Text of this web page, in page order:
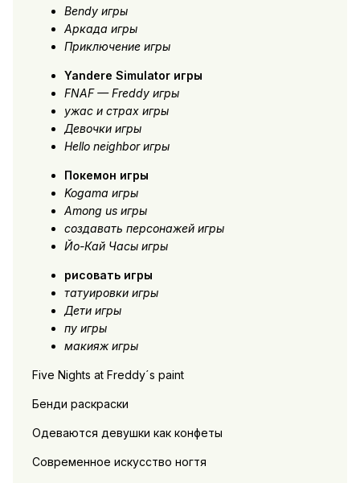
Bendy игры
Аркада игры
Приключение игры
Yandere Simulator игры
FNAF — Freddy игры
ужас и страх игры
Девочки игры
Hello neighbor игры
Покемон игры
Kogama игры
Among us игры
создавать персонажей игры
Йо-Кай Часы игры
рисовать игры
татуировки игры
Дети игры
пу игры
макияж игры
Five Nights at Freddy´s paint
Бенди раскраски
Одеваются девушки как конфеты
Современное искусство ногтя